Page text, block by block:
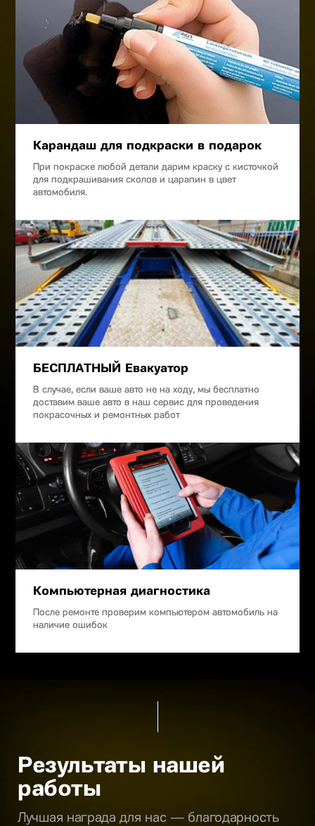
Карандаш для подкраски в подарок
При покраске любой детали дарим краску с кисточкой
для подкрашивания сколов и царапин в цвет
автомобиля.
БЕСПЛАТНЫЙ Евакуатор
В случае, если ваше авто не на ходу, мы бесплатно
доставим ваше авто в наш сервис для проведения
покрасочных и ремонтных работ
Компьютерная диагностика
После ремонте проверим компьютером автомобиль на
наличие ошибок
Результаты нашей
работы
Лучшая награда для нас — благодарность